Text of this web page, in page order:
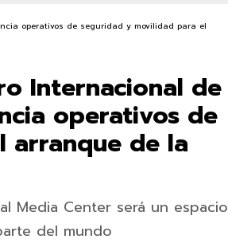
Internacional de
operativos de
arranque de la
Media Center será un espacio
del mundo